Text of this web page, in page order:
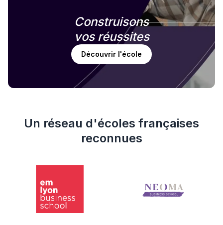
Construisons
vos réussites
Découvrir l'école
Un réseau d'écoles françaises
reconnues